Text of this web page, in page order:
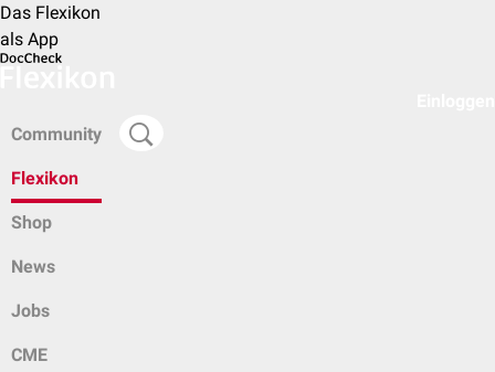
Das Flexikon
als App
Community
Flexikon
Shop
News
Jobs
CME